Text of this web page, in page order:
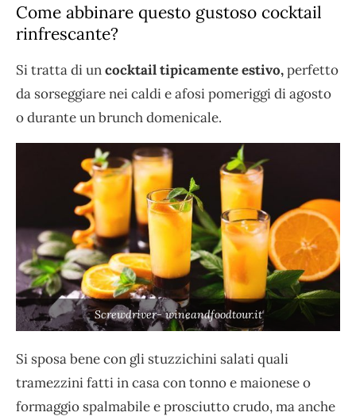
Come abbinare questo gustoso cocktail
rinfrescante?
Si tratta di uncocktail tipicamente estivo,perfetto
da sorseggiare nei caldi e afosi pomeriggi di agosto
o durante un brunch domenicale.
Screwdriver- wineandfoodtour.it
Si sposa bene con gli stuzzichini salati quali
tramezzini fatti in casa con tonno e maionese o
formaggio spalmabile e prosciutto crudo, ma anche